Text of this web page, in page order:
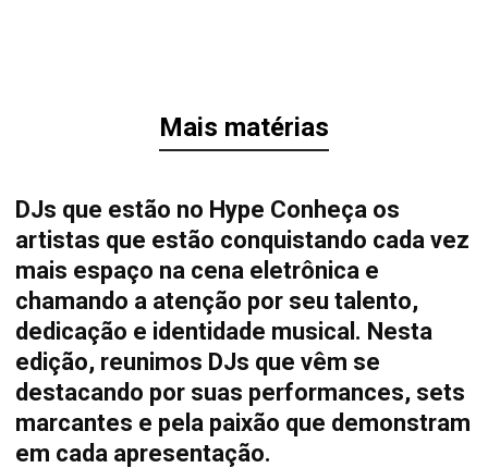
Mais matérias
DJs que estão no Hype Conheça os
artistas que estão conquistando cada vez
mais espaço na cena eletrônica e
chamando a atenção por seu talento,
dedicação e identidade musical. Nesta
edição, reunimos DJs que vêm se
destacando por suas performances, sets
marcantes e pela paixão que demonstram
em cada apresentação.